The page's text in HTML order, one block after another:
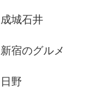
成城石井
新宿のグルメ
日野